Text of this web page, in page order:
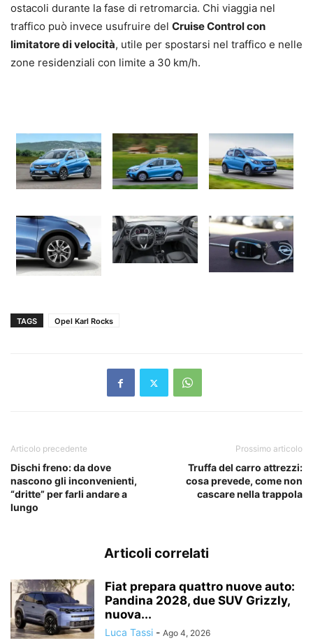
ostacoli durante la fase di retromarcia. Chi viaggia nel
traffico può invece usufruire del Cruise Control con
limitatore di velocità, utile per spostarsi nel traffico e nelle
zone residenziali con limite a 30 km/h.
TAGS Opel Karl Rocks
Articolo precedente
Dischi freno: da dove
nascono gli inconvenienti,
“dritte” per farli andare a
lungo
Prossimo articolo
Truffa del carro attrezzi:
cosa prevede, come non
cascare nella trappola
Articoli correlati
Fiat prepara quattro nuove auto:
Pandina 2028, due SUV Grizzly,
nuova...
Luca Tassi - Ago 4, 2026